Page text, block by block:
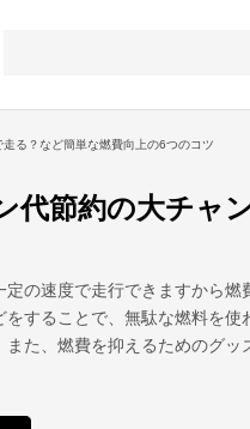
る？など簡単な燃費向上の6つのコツ
代節約の大チャ
の速度で走行できますから
することで、無駄な燃料を
た、燃費を抑えるためのグ